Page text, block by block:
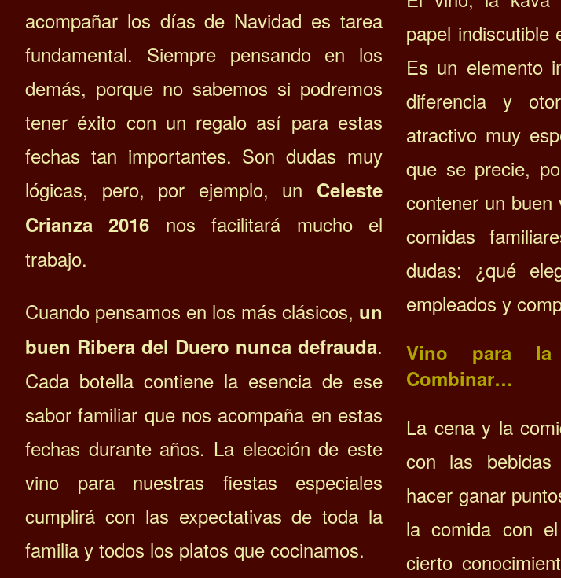
acompañar los días de Navidad es tarea
fundamental. Siempre pensando en los
demás, porque no sabemos si podremos
tener éxito con un regalo así para estas
fechas tan importantes. Son dudas muy
lógicas, pero, por ejemplo, un Celeste
Crianza 2016 nos facilitará mucho el
trabajo.
Cuando pensamos en los más clásicos, un
buen Ribera del Duero nunca defrauda.
Cada botella contiene la esencia de ese
sabor familiar que nos acompaña en estas
fechas durante años. La elección de este
vino para nuestras fiestas especiales
cumplirá con las expectativas de toda la
familia y todos los platos que cocinamos.
papel indiscutible
Es un elemento
diferencia y
atractivo muy
que se precie,
contener un buen
comidas
dudas: ¿qué
empleados y
Vino para la
Combinar…
La cena y la
con las bebidas
hacer ganar
la comida con
cierto